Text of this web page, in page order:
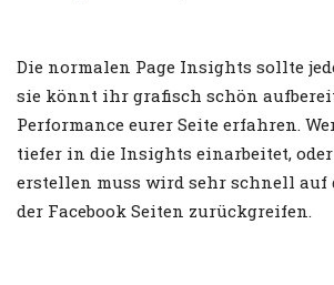
Die normalen Page Insights sollte
sie könnt ihr grafisch schön
Performance eurer Seite erfahren.
tiefer in die Insights einarbeitet,
erstellen muss wird sehr schnell auf
der Facebook Seiten zurückgreifen.